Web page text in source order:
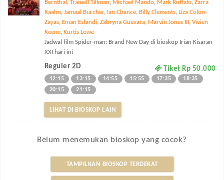
Bernthal , Tramell Tillman, Michael Mando, Mark Ruffalo, Zarra
Kaahn, Jamaal Burcher, Ian Chance, Billy Clements, Liza Colón-
Zayas, Eman Esfandi, Zabryna Guevara, Marvin Jones III, Vivien
Keene, Kurtis Lowe
Jadwal film Spider-man: Brand New Day di bioskop Irian Kisaran
XXI hari ini
Reguler 2D Tiket Rp 50.000
12:15 13:15 14:55 15:55 17:35
18:35
20:15
21:15
LIHAT DI BIOSKOP LAIN
Belum menemukan bioskop yang cocok?
TAMPILKAN BIOSKOP TERDEKAT